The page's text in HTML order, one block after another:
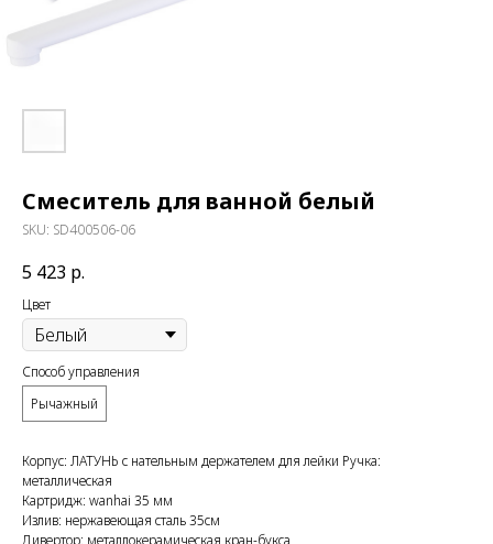
Смеситель для ванной белый
SKU: SD400506-06
5 423 р.
Цвет
Способ управления
Рычажный
Корпус: ЛАТУНЬ с нательным держателем для лейки Ручка:
металлическая
Картридж: wanhai 35 мм
Излив: нержавеющая сталь 35см